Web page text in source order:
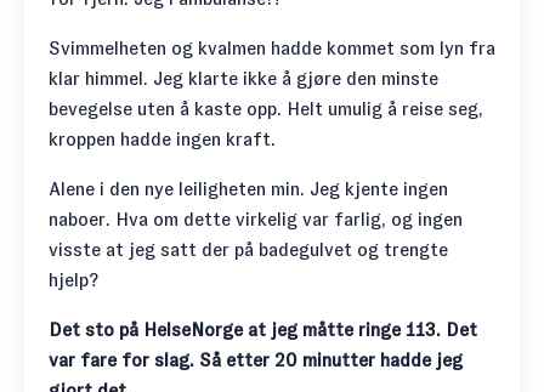
Svimmelheten og kvalmen hadde kommet som lyn fra
klar himmel. Jeg klarte ikke å gjøre den minste
bevegelse uten å kaste opp. Helt umulig å reise seg,
kroppen hadde ingen kraft.
Alene i den nye leiligheten min. Jeg kjente ingen
naboer. Hva om dette virkelig var farlig, og ingen
visste at jeg satt der på badegulvet og trengte
hjelp?
Det sto på HelseNorge at jeg måtte ringe 113. Det
var fare for slag. Så etter 20 minutter hadde jeg